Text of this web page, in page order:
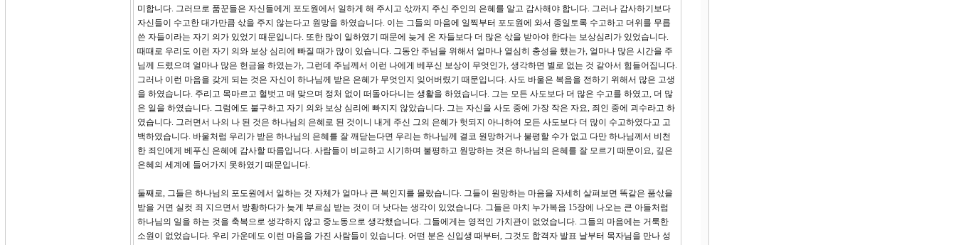
미합니다. 그러므로 품꾼들은 자신들에게 포도원에서 일하게 해 주시고 삯까지 주신 주인의 은혜를 알고 감사해야 합니다. 그러나 감사하기보다
자신들이 수고한 대가만큼 삯을 주지 않는다고 원망을 하였습니다. 이는 그들의 마음에 일찍부터 포도원에 와서 종일토록 수고하고 더위를 무릅
쓴 자들이라는 자기 의가 있었기 때문입니다. 또한 많이 일하였기 때문에 늦게 온 자들보다 더 많은 삯을 받아야 한다는 보상심리가 있었습니다.
때때로 우리도 이런 자기 의와 보상 심리에 빠질 때가 많이 있습니다. 그동안 주님을 위해서 얼마나 열심히 충성을 했는가, 얼마나 많은 시간을 주
님께 드렸으며 얼마나 많은 헌금을 하였는가, 그런데 주님께서 이런 나에게 베푸신 보상이 무엇인가, 생각하면 별로 없는 것 같아서 힘들어집니다.
그러나 이런 마음을 갖게 되는 것은 자신이 하나님께 받은 은혜가 무엇인지 잊어버렸기 때문입니다. 사도 바울은 복음을 전하기 위해서 많은 고생
을 하였습니다. 주리고 목마르고 헐벗고 매 맞으며 정처 없이 떠돌아다니는 생활을 하였습니다. 그는 모든 사도보다 더 많은 수고를 하였고, 더 많
은 일을 하였습니다. 그럼에도 불구하고 자기 의와 보상 심리에 빠지지 않았습니다. 그는 자신을 사도 중에 가장 작은 자요, 죄인 중에 괴수라고 하
였습니다. 그러면서 나의 나 된 것은 하나님의 은혜로 된 것이니 내게 주신 그의 은혜가 헛되지 아니하여 모든 사도보다 더 많이 수고하였다고 고
백하였습니다. 바울처럼 우리가 받은 하나님의 은혜를 잘 깨닫는다면 우리는 하나님께 결코 원망하거나 불평할 수가 없고 다만 하나님께서 비천
한 죄인에게 베푸신 은혜에 감사할 따름입니다. 사람들이 비교하고 시기하며 불평하고 원망하는 것은 하나님의 은혜를 잘 모르기 때문이요, 깊은
은혜의 세계에 들어가지 못하였기 때문입니다.
둘째로, 그들은 하나님의 포도원에서 일하는 것 자체가 얼마나 큰 복인지를 몰랐습니다. 그들이 원망하는 마음을 자세히 살펴보면 똑같은 품삯을
받을 거면 실컷 죄 지으면서 방황하다가 늦게 부르심 받는 것이 더 낫다는 생각이 있었습니다. 그들은 마치 누가복음 15장에 나오는 큰 아들처럼
하나님의 일을 하는 것을 축복으로 생각하지 않고 중노동으로 생각했습니다. 그들에게는 영적인 가치관이 없었습니다. 그들의 마음에는 거룩한
소원이 없었습니다. 우리 가운데도 이런 마음을 가진 사람들이 있습니다. 어떤 분은 신입생 때부터, 그것도 합격자 발표 날부터 목자님을 만나 성